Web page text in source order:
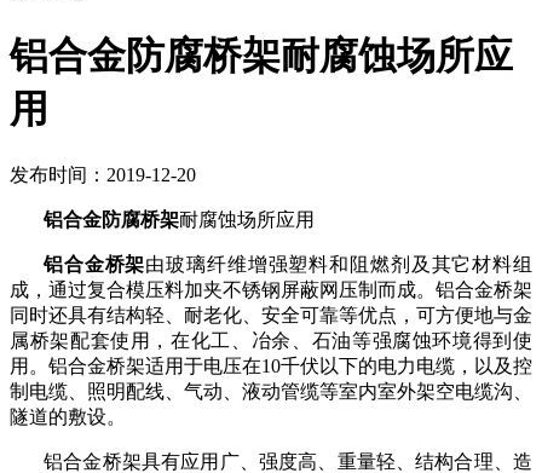
铝合金防腐桥架耐腐蚀场所应
用
发布时间：2019-12-20
铝合金防腐桥架耐腐蚀场所应用
铝合金桥架由玻璃纤维增强塑料和阻燃剂及其它材料组
成，通过复合模压料加夹不锈钢屏蔽网压制而成。铝合金桥架
同时还具有结构轻、耐老化、安全可靠等优点，可方便地与金
属桥架配套使用，在化工、冶余、石油等强腐蚀环境得到使
用。铝合金桥架适用于电压在10千伏以下的电力电缆，以及控
制电缆、照明配线、气动、液动管缆等室内室外架空电缆沟、
隧道的敷设。
铝合金桥架具有应用广、强度高、重量轻、结构合理、造